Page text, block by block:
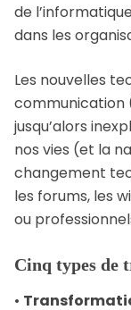
de
dans les
Les nouvelles
communication
jusqu’alors
nos vies (et la
changement
les forums, les
ou
Cinq types de
•